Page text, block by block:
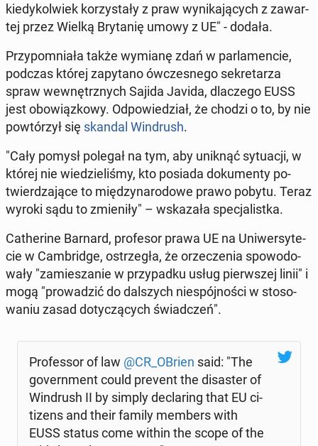
kie­dy­kol­wiek ko­rzy­sta­ły z praw wy­ni­ka­ją­cych z za­war­
tej przez Wielką Bry­ta­nię umowy z UE" - dodała.
Przy­po­mnia­ła także wymianę zdań w par­la­men­cie,
podczas której za­py­ta­no ów­cze­sne­go se­kre­ta­rza
spraw we­wnętrz­nych Sajida Javida, dla­cze­go EUSS
jest obo­wiąz­ko­wy. Od­po­wie­dział, że chodzi o to, by nie
po­wtó­rzył się skandal Win­drush.
"Cały pomysł polegał na tym, aby uniknąć sy­tu­acji, w
której nie wie­dzie­li­śmy, kto posiada do­ku­men­ty po­
twier­dza­ją­ce to mię­dzy­na­ro­do­we prawo pobytu. Teraz
wyroki sądu to zmie­ni­ły" – wska­za­ła spe­cja­list­ka.
Ca­the­ri­ne Barnard, pro­fe­sor prawa UE na Uni­wer­sy­te­
cie w Cam­brid­ge, ostrze­gła, że ​​o­rze­cze­nia spo­wo­do­
wa­ły "za­mie­sza­nie w przy­pad­ku usług pierw­szej linii" i
mogą "pro­wa­dzić do dal­szych nie­spój­no­ści w sto­so­
wa­niu zasad do­ty­czą­cych świad­czeń".
Pro­fes­sor of law @CR_OBrien said: "The
go­vern­ment could prevent the di­sa­ster of
Win­drush II by simply dec­la­ring that EU ci­
ti­zens and their family members with
EUSS status come within the scope of the